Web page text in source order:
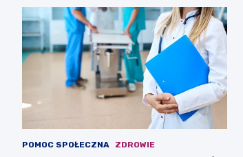
POMOC SPOŁECZNA ZDROWIE